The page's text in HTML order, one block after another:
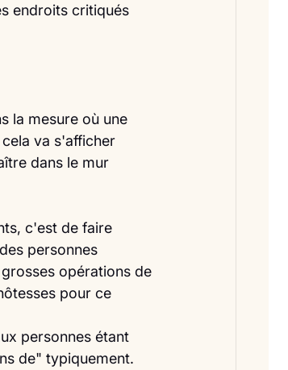
endroits critiqués
la mesure où une
va s'afficher
dans le mur
c'est de faire
personnes
opérations de
pour ce
personnes étant
de" typiquement.